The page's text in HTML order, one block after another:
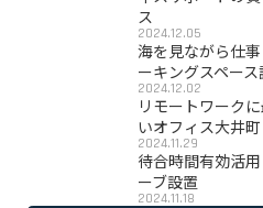
ス
2024.12.05
海を見ながら仕
ーキングスペース
2024.12.02
リモートワーク
いオフィス大井町
2024.11.29
待合時間有効活
ーブ設置
2024.11.18